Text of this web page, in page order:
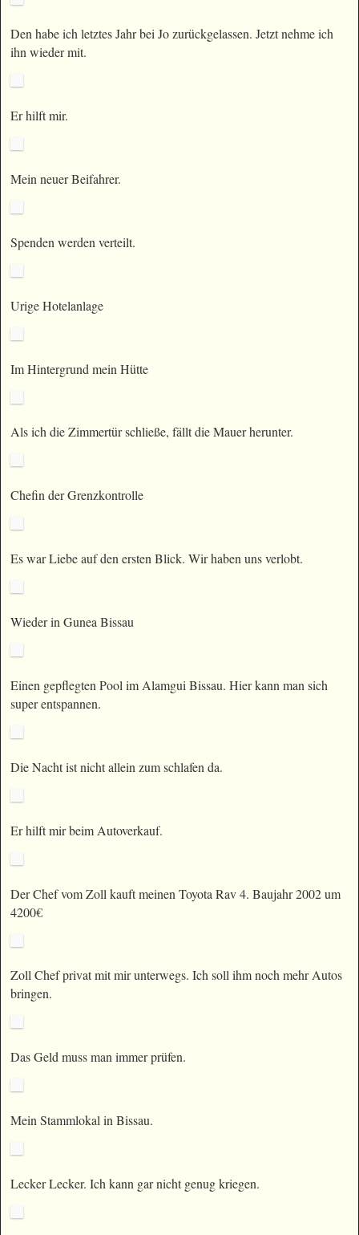
Den habe ich letztes Jahr bei Jo zurückgelassen. Jetzt nehme ich
ihn wieder mit.
Er hilft mir.
Mein neuer Beifahrer.
Spenden werden verteilt.
Urige Hotelanlage
Im Hintergrund mein Hütte
Als ich die Zimmertür schließe, fällt die Mauer herunter.
Chefin der Grenzkontrolle
Es war Liebe auf den ersten Blick. Wir haben uns verlobt.
Wieder in Gunea Bissau
Einen gepflegten Pool im Alamgui Bissau. Hier kann man sich
super entspannen.
Die Nacht ist nicht allein zum schlafen da.
Er hilft mir beim Autoverkauf.
Der Chef vom Zoll kauft meinen Toyota Rav 4. Baujahr 2002 um
4200€
Zoll Chef privat mit mir unterwegs. Ich soll ihm noch mehr Autos
bringen.
Das Geld muss man immer prüfen.
Mein Stammlokal in Bissau.
Lecker Lecker. Ich kann gar nicht genug kriegen.